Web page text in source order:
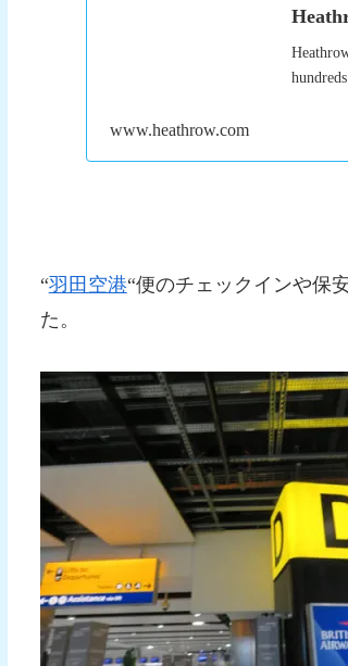
www.heathrow.com
“羽田空港“便のチェックインや保
た。